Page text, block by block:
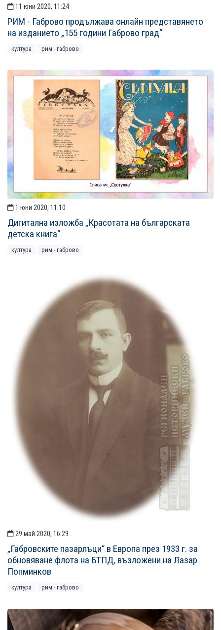
11 юни 2020, 11:24
РИМ - Габрово продължава онлайн представянето
на изданието „155 години Габрово град“
култура рим - габрово
1 юни 2020, 11:10
Дигитална изложба „Красотата на българската
детска книга“
култура рим - габрово
29 май 2020, 16:29
„Габровските пазарлъци“ в Европа през 1933 г. за
обновяване флота на БТПД, възложени на Лазар
Попминков
култура рим - габрово